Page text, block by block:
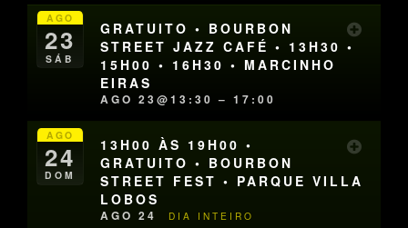
AGO
23
SÁB
GRATUITO • BOURBON
STREET JAZZ CAFÉ • 13H30 •
15H00 • 16H30 • MARCINHO
EIRAS
AGO 23@13:30 – 17:00
AGO
24
DOM
13H00 ÀS 19H00 •
GRATUITO • BOURBON
STREET FEST • PARQUE VILLA
LOBOS
AGO 24 DIA INTEIRO